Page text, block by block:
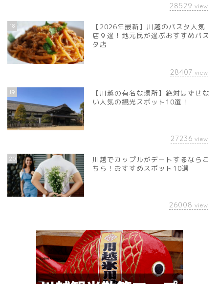
28529 view
18
【2026年最新】川越のパスタ人気
店９選！地元民が選ぶおすすめパス
タ店
28407 view
19
【川越の有名な場所】絶対はずせな
い人気の観光スポット10選！
27236 view
20
川越でカップルがデートするならこ
ちら！おすすめスポット10選
26008 view